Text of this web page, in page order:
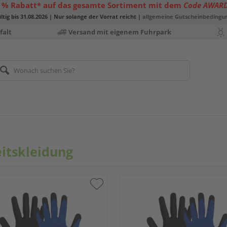
% Rabatt* auf das gesamte Sortiment mit dem Code
bis 31.08.2026 | Nur solange der Vorrat reicht | allgemeine
Versand mit eigenem Fuhrpark